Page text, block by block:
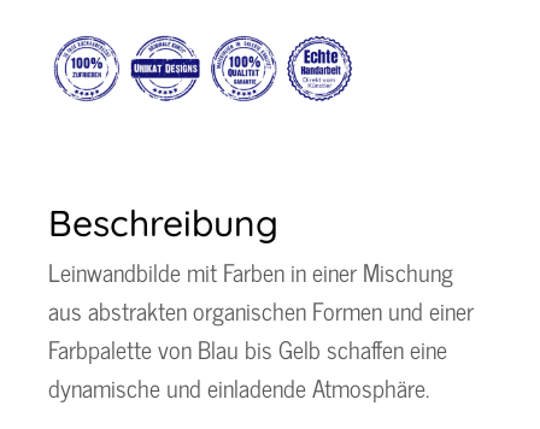
Menge
Beschreibung
Leinwandbilde mit Farben in einer Mischung
aus abstrakten organischen Formen und einer
Farbpalette von Blau bis Gelb schaffen eine
dynamische und einladende Atmosphäre.